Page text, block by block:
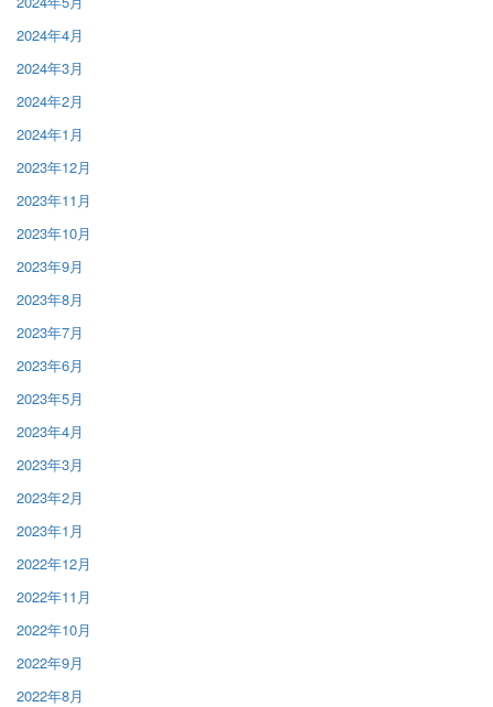
2024年4月
2024年3月
2024年2月
2024年1月
2023年12月
2023年11月
2023年10月
2023年9月
2023年8月
2023年7月
2023年6月
2023年5月
2023年4月
2023年3月
2023年2月
2023年1月
2022年12月
2022年11月
2022年10月
2022年9月
2022年8月